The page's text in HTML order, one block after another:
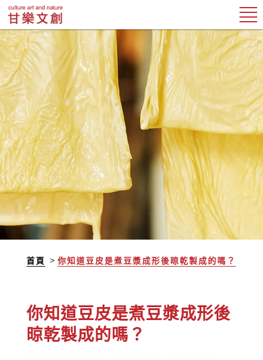
首頁 你知道豆皮是煮豆漿成形後晾乾製成的嗎？
你知道豆皮是煮豆漿成形後
晾乾製成的嗎？